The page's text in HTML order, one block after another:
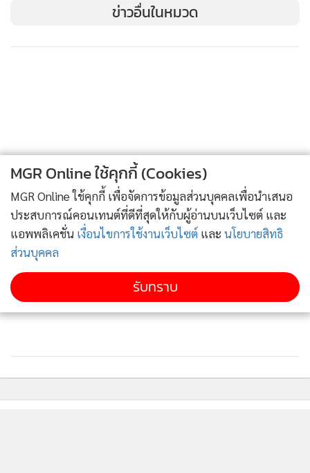
ข่าวอื่นในหมวด
MGR Online ใช้คุกกี้ (Cookies)
MGR Online ใช้คุกกี้ เพื่อจัดการข้อมูลส่วนบุคคลเพื่อนำเสนอ
ประสบการณ์คอนเทนต์ที่ดีที่สุดให้กับผู้อ่านบนเว็บไซต์ และ
แอพพลิเคชั่น เงื่อนไขการใช้งานเว็บไซต์ และ นโยบายสิทธิ
ส่วนบุคคล
รับทราบ